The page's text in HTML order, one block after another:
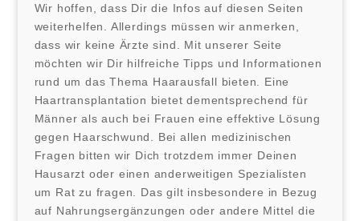
Wir hoffen, dass Dir die Infos auf diesen Seiten
weiterhelfen. Allerdings müssen wir anmerken,
dass wir keine Ärzte sind. Mit unserer Seite
möchten wir Dir hilfreiche Tipps und Informationen
rund um das Thema Haarausfall bieten. Eine
Haartransplantation bietet dementsprechend für
Männer als auch bei Frauen eine effektive Lösung
gegen Haarschwund. Bei allen medizinischen
Fragen bitten wir Dich trotzdem immer Deinen
Hausarzt oder einen anderweitigen Spezialisten
um Rat zu fragen. Das gilt insbesondere in Bezug
auf Nahrungsergänzungen oder andere Mittel die